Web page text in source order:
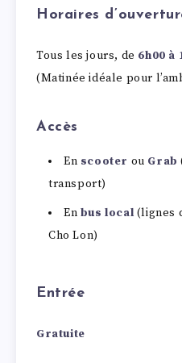
Horaires
Tous les jours, de 6h00 à
(Matinée idéale pour
Accès
En scooter ou Grab
transport)
En bus local (lignes
Cho Lon)
Entrée
Gratuite